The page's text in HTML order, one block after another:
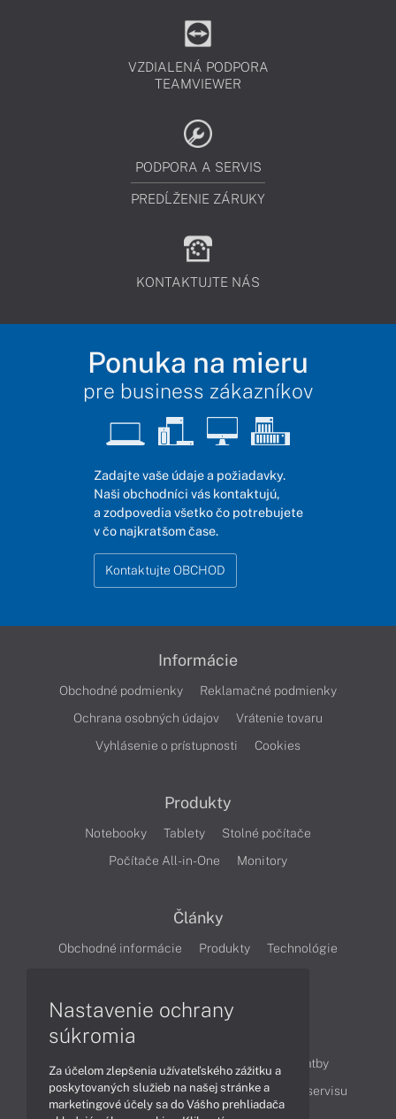
VZDIALENÁ PODPORA
TEAMVIEWER
PODPORA A SERVIS
PREDĹŽENIE ZÁRUKY
KONTAKTUJTE NÁS
Ponuka na mieru
pre business zákazníkov
Zadajte vaše údaje a požiadavky.
Naši obchodníci vás kontaktujú,
a zodpovedia všetko čo potrebujete
v čo najkratšom čase.
Kontaktujte OBCHOD
Informácie
Obchodné podmienky
Reklamačné podmienky
Ochrana osobných údajov
Vrátenie tovaru
Vyhlásenie o prístupnosti
Cookies
Produkty
Notebooky Tablety
Stolné počítače
Počítače All-in-One
Monitory
Články
Obchodné informácie Produkty
Technológie
Ako nakupovať
Možnosti doručenia a platby
Podpora a servis
Servisné služby Cenník servisu
Nastavenie ochrany
súkromia
Za účelom zlepšenia užívateľského zážitku a
poskytovaných služieb na našej stránke a
marketingové účely sa do Vášho prehliadača